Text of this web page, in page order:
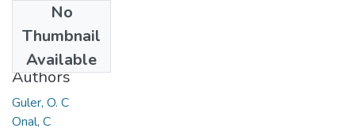
No
Thumbnail
Available
2021
Authors
Guler, O. C
Onal, C